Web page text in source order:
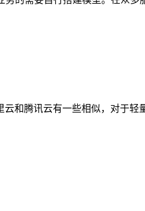
和腾讯云有一些相似，对于